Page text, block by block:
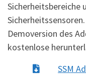
Sicherheitsbereiche
Demoversion des
kostenlose
SSM